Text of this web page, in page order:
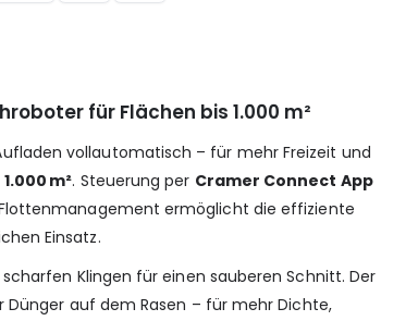
für Flächen bis 1.000 m²
vollautomatisch – für mehr Freizeit und
1.000 m². Steuerung per Cramer Connect App
ermöglicht die effiziente
Einsatz.
Klingen für einen sauberen Schnitt. Der
auf dem Rasen – für mehr Dichte,